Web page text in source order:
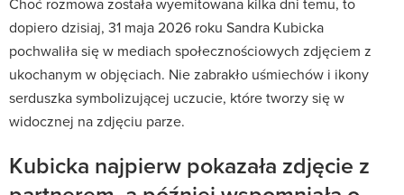
dopiero dzisiaj, 31 maja 2026 roku Sandra Kubicka
pochwaliła się w mediach społecznościowych zdjęciem z
ukochanym w objęciach. Nie zabrakło uśmiechów i ikony
serduszka symbolizującej uczucie, które tworzy się w
widocznej na zdjęciu parze.
Kubicka najpierw pokazała zdjęcie z